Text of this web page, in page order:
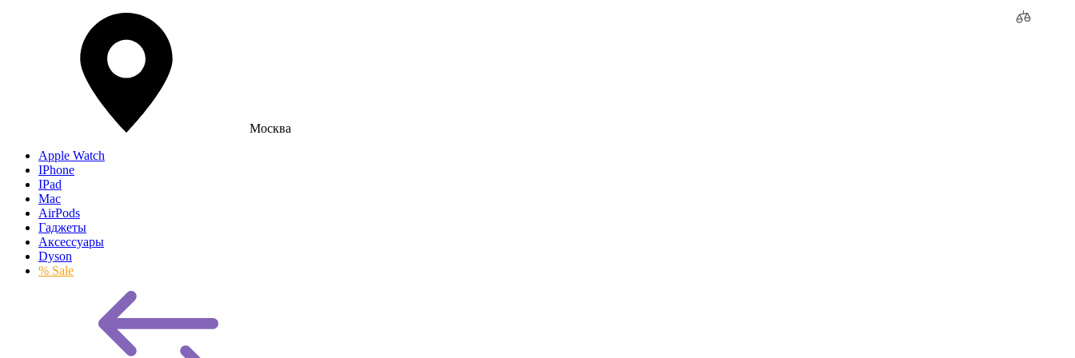
Москва
Apple Watch
IPhone
IPad
Mac
AirPods
Гаджеты
Аксессуары
Dyson
% Sale